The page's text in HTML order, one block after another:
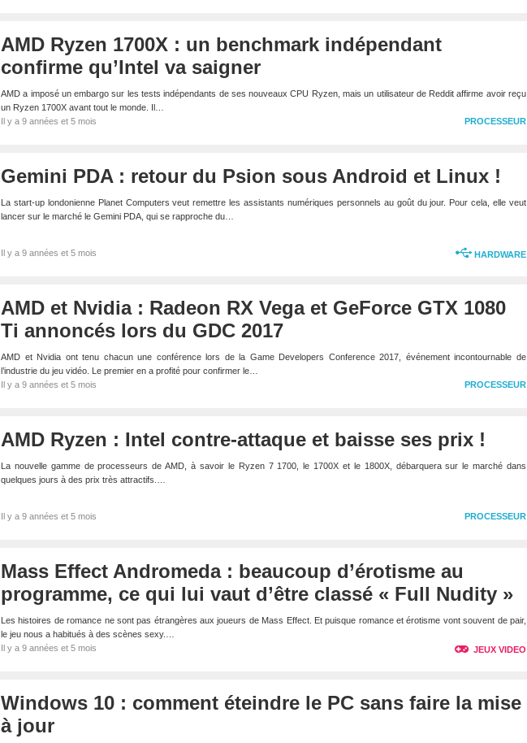
AMD Ryzen 1700X : un benchmark indépendant
confirme qu’Intel va saigner
AMD a imposé un embargo sur les tests indépendants de ses nouveaux CPU Ryzen, mais un utilisateur de Reddit affirme avoir reçu
un Ryzen 1700X avant tout le monde. Il…
Il y a 9 années et 5 mois
PROCESSEUR
Gemini PDA : retour du Psion sous Android et Linux !
La start-up londonienne Planet Computers veut remettre les assistants numériques personnels au goût du jour. Pour cela, elle veut
lancer sur le marché le Gemini PDA, qui se rapproche du…
Il y a 9 années et 5 mois HARDWARE
AMD et Nvidia : Radeon RX Vega et GeForce GTX 1080
Ti annoncés lors du GDC 2017
AMD et Nvidia ont tenu chacun une conférence lors de la Game Developers Conference 2017, événement incontournable de
l’industrie du jeu vidéo. Le premier en a profité pour confirmer le…
Il y a 9 années et 5 mois
PROCESSEUR
AMD Ryzen : Intel contre-attaque et baisse ses prix !
La nouvelle gamme de processeurs de AMD, à savoir le Ryzen 7 1700, le 1700X et le 1800X, débarquera sur le marché dans
quelques jours à des prix très attractifs.…
Il y a 9 années et 5 mois PROCESSEUR
Mass Effect Andromeda : beaucoup d’érotisme au
programme, ce qui lui vaut d’être classé « Full Nudity »
Les histoires de romance ne sont pas étrangères aux joueurs de Mass Effect. Et puisque romance et érotisme vont souvent de pair,
le jeu nous a habitués à des scènes sexy.…
Il y a 9 années et 5 mois
JEUX VIDEO
Windows 10 : comment éteindre le PC sans faire la mise
à jour